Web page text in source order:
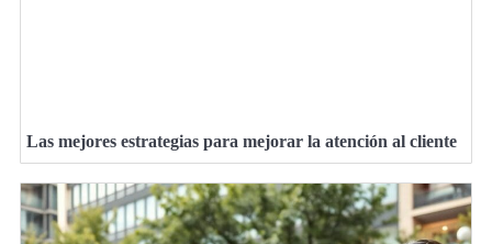
Las mejores estrategias para mejorar la atención al cliente